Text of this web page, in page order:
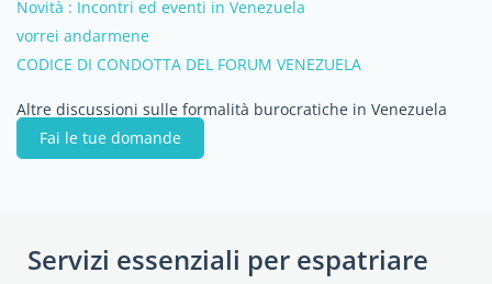
Novità : Incontri ed eventi in Venezuela
vorrei andarmene
CODICE DI CONDOTTA DEL FORUM VENEZUELA
Altre discussioni sulle formalità burocratiche in Venezuela
Fai le tue domande
Servizi essenziali per espatriare